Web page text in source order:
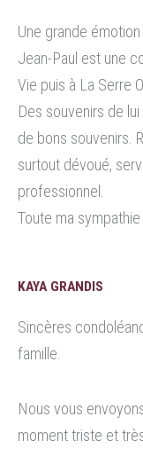
Une grande
Jean-Paul est une
Vie puis à La Serre
Des souvenirs de
de bons souvenirs.
surtout dévoué,
professionnel.
Toute ma
KAYA GRANDIS
Sincères
famille.
Nous vous
moment triste et